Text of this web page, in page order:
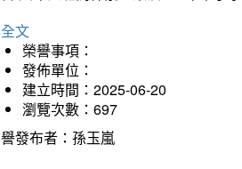
文
榮譽事項：
發佈單位：
建立時間：2025-06-20
瀏覽次數：697
發布者：孫玉嵐